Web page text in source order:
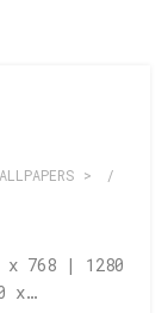
>
/
x 768 | 1280
x…